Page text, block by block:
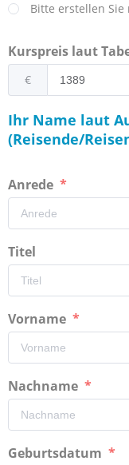
Bitte erstellen
Kurspreis laut
€
Ihr Name laut
(Reisende/
Anrede
Titel
Vorname
Nachname
Geburtsdatum